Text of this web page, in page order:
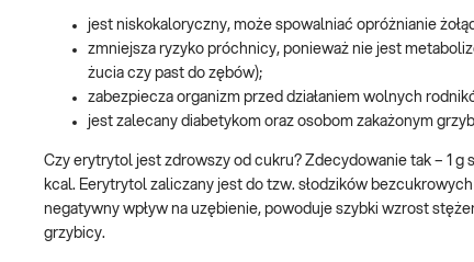
jest niskokaloryczny, może spowalniać opróżnianie
zmniejsza ryzyko próchnicy, ponieważ nie jest
żucia czy past do zębów);
zabezpiecza organizm przed działaniem wolnych
jest zalecany diabetykom oraz osobom zakażonym
Czy erytrytol jest zdrowszy od cukru? Zdecydowanie tak – 1 g
kcal. Eerytrytol zaliczany jest do tzw. słodzików bezcukrowych
negatywny wpływ na uzębienie, powoduje szybki wzrost
grzybicy.